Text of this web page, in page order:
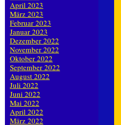
April 2023
März 2023
Februar 2023
Januar 2023
Dezember 2022
November 2022
Oktober 2022
September 2022
August 2022
Juli 2022
Juni 2022
Mai 2022
April 2022
März 2022